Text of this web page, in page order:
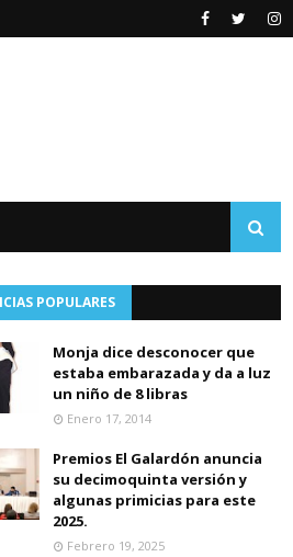
POPULARES
Monja dice desconocer que
estaba embarazada y da a luz
un niño de 8 libras
Enero 17, 2014
Premios El Galardón anuncia
su decimoquinta versión y
algunas primicias para este
2025.
Febrero 19, 2025